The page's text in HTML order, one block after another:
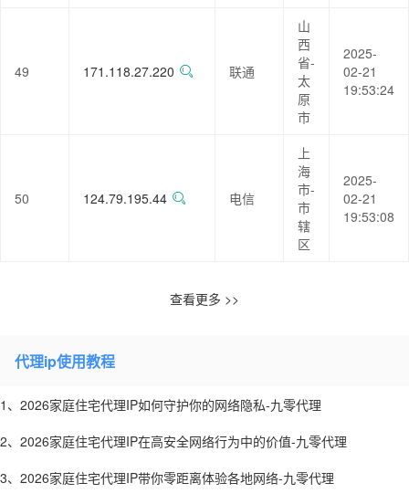
49 171.118.27.220 联通
山
西
省-
太
原
市
2025-
02-21
19:53:24
50 124.79.195.44 电信
上
海
市-
市
辖
区
2025-
02-21
19:53:08
查看更多 >>
代理ip使用教程
1、2026家庭住宅代理IP如何守护你的网络隐私-九零代理
2、2026家庭住宅代理IP在高安全网络行为中的价值-九零代理
3、2026家庭住宅代理IP带你零距离体验各地网络-九零代理